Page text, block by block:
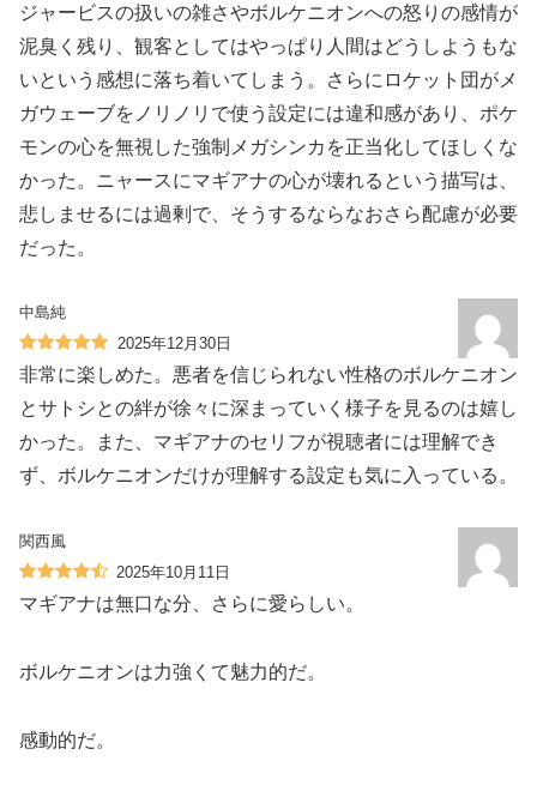
ジャービスの扱いの雑さやボルケニオンへの怒りの感情が
泥臭く残り、観客としてはやっぱり人間はどうしようもな
いという感想に落ち着いてしまう。さらにロケット団がメ
ガウェーブをノリノリで使う設定には違和感があり、ポケ
モンの心を無視した強制メガシンカを正当化してほしくな
かった。ニャースにマギアナの心が壊れるという描写は、
悲しませるには過剰で、そうするならなおさら配慮が必要
だった。
中島純
2025年12月30日
非常に楽しめた。悪者を信じられない性格のボルケニオン
とサトシとの絆が徐々に深まっていく様子を見るのは嬉し
かった。また、マギアナのセリフが視聴者には理解でき
ず、ボルケニオンだけが理解する設定も気に入っている。
関西風
2025年10月11日
マギアナは無口な分、さらに愛らしい。
ボルケニオンは力強くて魅力的だ。
感動的だ。